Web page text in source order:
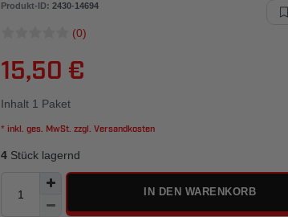
Produkt-ID: 2430-14694
(0)
15,50 €
Inhalt 1 Paket
* inkl. ges. MwSt. zzgl. Versandkosten
4 Stück lagernd
IN DEN WARENKORB